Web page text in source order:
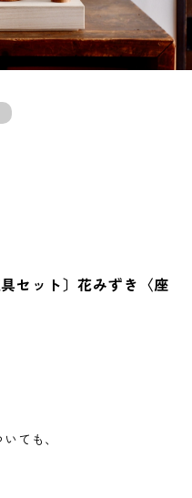
セット〕花みずき〈座
ても、